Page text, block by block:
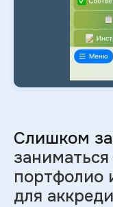
Слишком
портфолио
для